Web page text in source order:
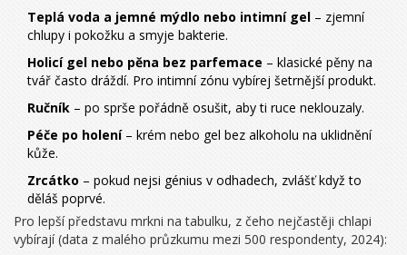
Teplá voda a jemné mýdlo nebo intimní gel – zjemní
chlupy i pokožku a smyje bakterie.
Holicí gel nebo pěna bez parfemace – klasické pěny na
tvář často dráždí. Pro intimní zónu vybírej šetrnější produkt.
Ručník – po sprše pořádně osušit, aby ti ruce neklouzaly.
Péče po holení– krém nebo gel bez alkoholu na uklidnění
kůže.
Zrcátko – pokud nejsi génius v odhadech, zvlášť když to
děláš poprvé.
Pro lepší představu mrkni na tabulku, z čeho nejčastěji chlapi
vybírají (data z malého průzkumu mezi 500 respondenty, 2024):